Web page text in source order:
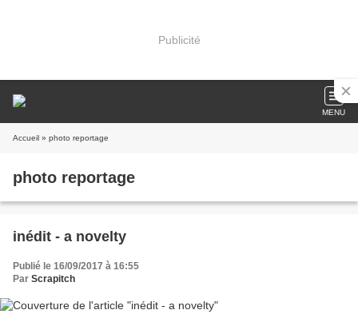
Publicité
MENU
Accueil » photo reportage
photo reportage
inédit - a novelty
Publié le 16/09/2017 à 16:55
Par Scrapitch